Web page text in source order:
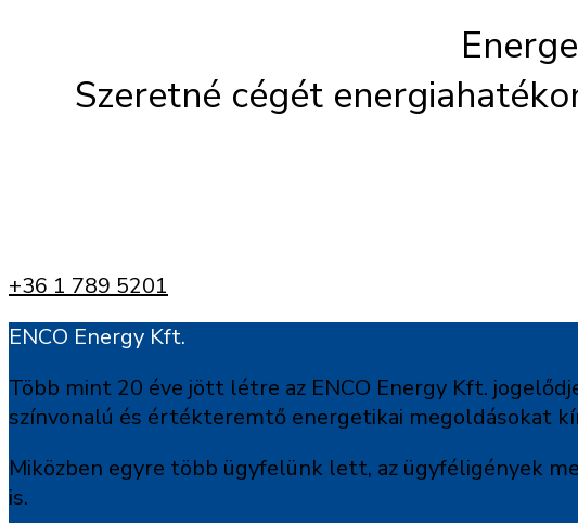
Szeretné cégét
+36 1 789 5201
ENCO Energy Kft.
Több mint 20 éve jött létre az ENCO Energy Kft.
színvonalú és értékteremtő energetikai megoldásokat
Miközben egyre több ügyfelünk lett, az ügyféligények
is.